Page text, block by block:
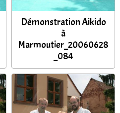
Démonstration Aikido
à
Marmoutier_20060628
_084